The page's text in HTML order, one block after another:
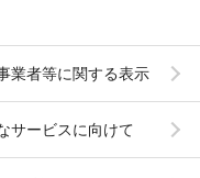
業者等に関する表示
サービスに向けて